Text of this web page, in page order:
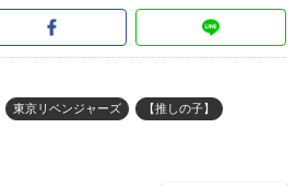
東京リベンジャーズ 【推しの子】